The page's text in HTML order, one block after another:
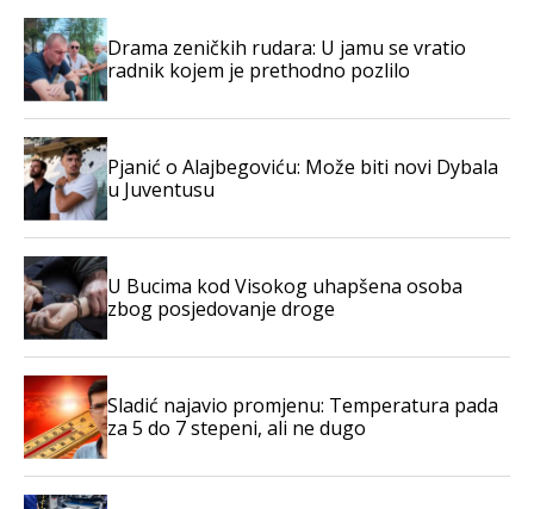
Drama zeničkih rudara: U jamu se vratio
radnik kojem je prethodno pozlilo
Pjanić o Alajbegoviću: Može biti novi Dybala
u Juventusu
U Bucima kod Visokog uhapšena osoba
zbog posjedovanje droge
Sladić najavio promjenu: Temperatura pada
za 5 do 7 stepeni, ali ne dugo